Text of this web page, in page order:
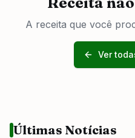
A receita que você
Ver
Últimas Notícias